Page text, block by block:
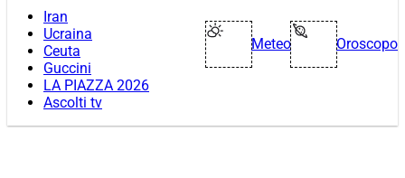
Iran
Ucraina
Ceuta
Guccini
LA PIAZZA 2026
Ascolti tv
Meteo Oroscopo